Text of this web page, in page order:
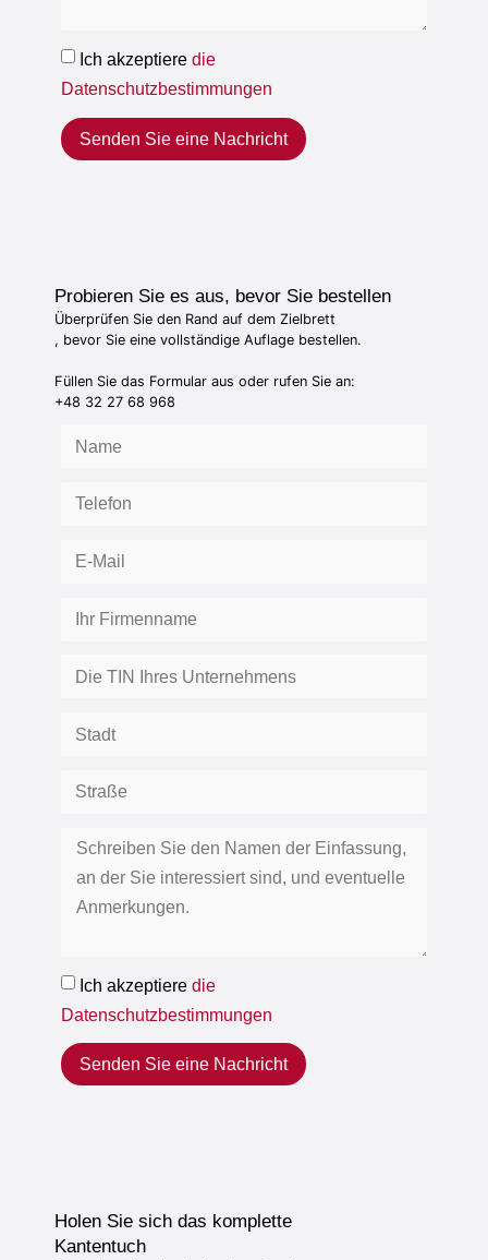
Ich akzeptieredie
Datenschutzbestimmungen
Senden Sie eine Nachricht
Probieren Sie es aus, bevor Sie bestellen
Überprüfen Sie den Rand auf dem Zielbrett
, bevor Sie eine vollständige Auflage bestellen.
Füllen Sie das Formular aus oder rufen Sie an:
+48 32 27 68 968
Ich akzeptieredie
Datenschutzbestimmungen
Senden Sie eine Nachricht
Holen Sie sich das komplette
Kantentuch